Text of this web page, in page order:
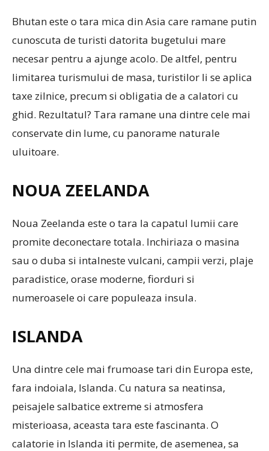
Bhutan este o tara mica din Asia care ramane putin
cunoscuta de turisti datorita bugetului mare
necesar pentru a ajunge acolo. De altfel, pentru
limitarea turismului de masa, turistilor li se aplica
taxe zilnice, precum si obligatia de a calatori cu
ghid. Rezultatul? Tara ramane una dintre cele mai
conservate din lume, cu panorame naturale
uluitoare.
NOUA ZEELANDA
Noua Zeelanda este o tara la capatul lumii care
promite deconectare totala. Inchiriaza o masina
sau o duba si intalneste vulcani, campii verzi, plaje
paradistice, orase moderne, fiorduri si
numeroasele oi care populeaza insula.
ISLANDA
Una dintre cele mai frumoase tari din Europa este,
fara indoiala, Islanda. Cu natura sa neatinsa,
peisajele salbatice extreme si atmosfera
misterioasa, aceasta tara este fascinanta. O
calatorie in Islanda iti permite, de asemenea, sa